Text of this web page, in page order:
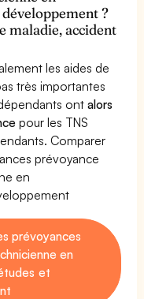
?
maladie, accident
les aides de
très importantes
ontalors
pour les TNS
Comparer
prévoyance
en
prévoyances
en
et